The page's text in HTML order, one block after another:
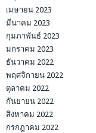
เมษายน 2023
มีนาคม 2023
กุมภาพันธ์ 2023
มกราคม 2023
ธันวาคม 2022
พฤศจิกายน 2022
ตุลาคม 2022
กันยายน 2022
สิงหาคม 2022
กรกฎาคม 2022